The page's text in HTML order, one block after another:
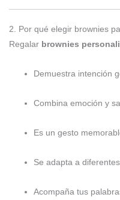
2. Por qué elegir brownies
Regalar brownies
Demuestra intención
Combina emoción y
Es un gesto
Se adapta a
Acompaña tus